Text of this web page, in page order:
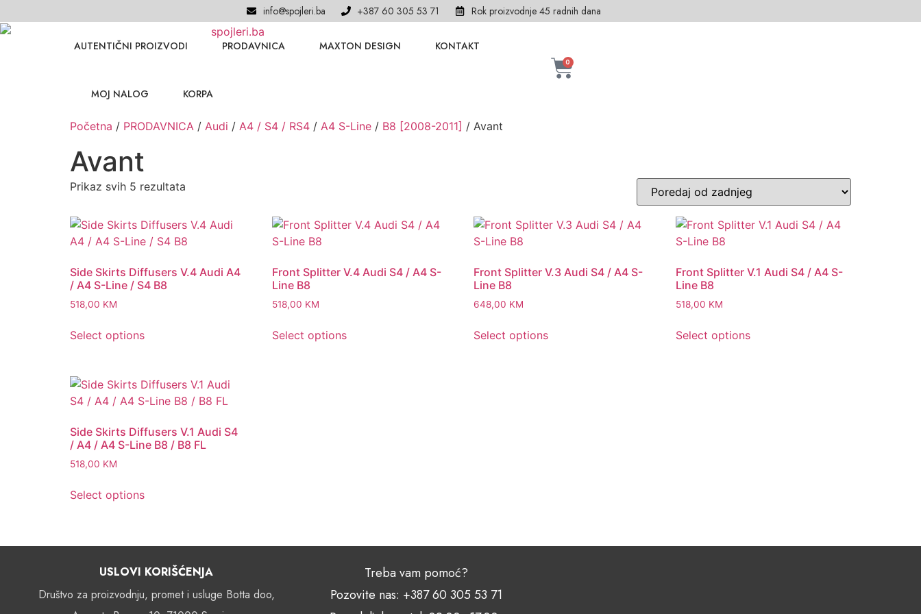
info@spojleri.ba +387 60 305 53 71 Rok proizvodnje 45 radnih dana
AUTENTIČNI PROIZVODI PRODAVNICA MAXTON DESIGN KONTAKT
MOJ NALOG KORPA
0
Početna / PRODAVNICA / Audi / A4 / S4 / RS4 / A4 S-Line / B8 [2008-2011] / Avant
Avant
Prikaz svih 5 rezultata
Side Skirts Diffusers V.4 Audi A4
/ A4 S-Line / S4 B8
518,00 KM
Select options
Front Splitter V.4 Audi S4 / A4 S-
Line B8
518,00 KM
Select options
Front Splitter V.3 Audi S4 / A4 S-
Line B8
648,00 KM
Select options
Front Splitter V.1 Audi S4 / A4 S-
Line B8
518,00 KM
Select options
Side Skirts Diffusers V.1 Audi S4
/ A4 / A4 S-Line B8 / B8 FL
518,00 KM
Select options
USLOVI KORIŠĆENJA
Društvo za proizvodnju, promet i usluge Botta doo,
Treba vam pomoć?
Pozovite nas: +387 60 305 53 71